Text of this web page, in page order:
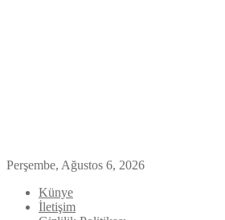
Perşembe, Ağustos 6, 2026
Künye
İletişim